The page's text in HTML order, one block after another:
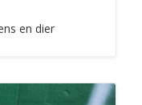
en dier